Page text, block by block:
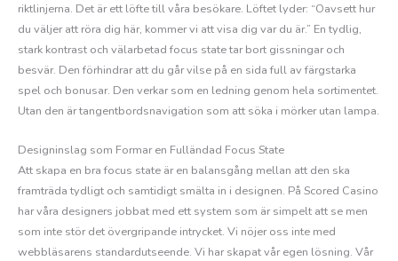
riktlinjerna. Det är ett löfte till våra besökare. Löftet lyder: “Oavsett hur
du väljer att röra dig här, kommer vi att visa dig var du är.” En tydlig,
stark kontrast och välarbetad focus state tar bort gissningar och
besvär. Den förhindrar att du går vilse på en sida full av färgstarka
spel och bonusar. Den verkar som en ledning genom hela sortimentet.
Utan den är tangentbordsnavigation som att söka i mörker utan lampa.
Designinslag som Formar en Fulländad Focus State
Att skapa en bra focus state är en balansgång mellan att den ska
framträda tydligt och samtidigt smälta in i designen. På Scored Casino
har våra designers jobbat med ett system som är simpelt att se men
som inte stör det övergripande intrycket. Vi nöjer oss inte med
webbläsarens standardutseende. Vi har skapat vår egen lösning. Vår